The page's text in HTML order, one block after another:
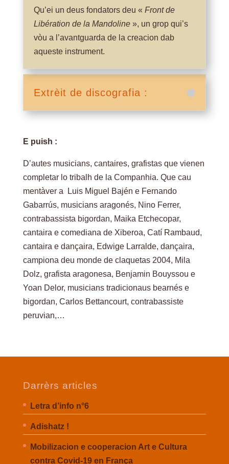
Qu’ei un deus fondators deu « Front de
Libération de la Mandoline», un grop qui’s
vòu a l’avantguarda de la creacion dab
aqueste instrument.
Extrèit de discografia :
E puish :
D’autes musicians, cantaires, grafistas que vienen
completar lo tribalh de la Companhia. Que cau
mentàver a Luis Miguel Bajén e Fernando
Gabarrús, musicians aragonés, Nino Ferrer,
contrabassista bigordan, Maika Etchecopar,
cantaira e comediana de Xiberoa, Catí Rambaud,
cantaira e dançaira, Edwige Larralde, dançaira,
campiona deu monde de claquetas 2004, Mila
Dolz, grafista aragonesa, Benjamin Bouyssou e
Yoan Delor, musicians tradicionaus bearnés e
bigordan, Carlos Bettancourt, contrabassiste
peruvian,…
Darrèrs articles
Letra d’info n°6
Adishatz !
Mobilizacion e cooperacion Art e Cultura
contra Covid-19 en França